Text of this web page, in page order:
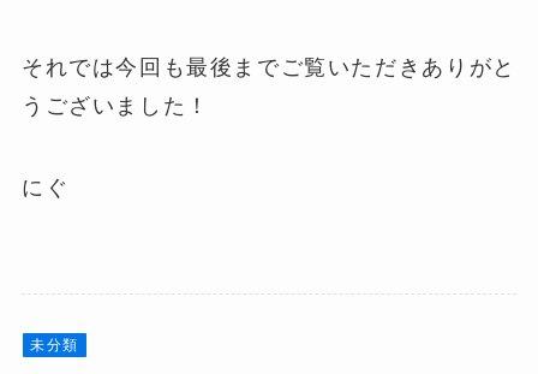
それでは今回も最後までご覧いただきありがと
うございました！
にぐ
未分類